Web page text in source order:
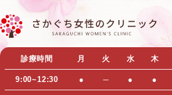
ブ
診療時間 月 火 水 木
9:00~12:30 ● ─ ● ●